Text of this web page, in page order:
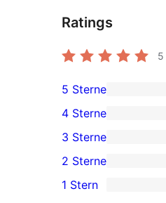
Ratings
5
1
5-
Sterne-
Rezension
5 Sterne
4-
Sterne-
Rezensionen
4 Sterne
0
3-
Sterne-
3 Sterne
2-
2 Sterne
1 Stern